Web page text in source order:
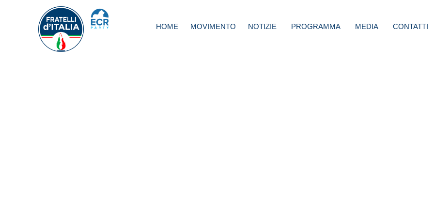
HOME MOVIMENTO NOTIZIE PROGRAMMA MEDIA CONTATTI